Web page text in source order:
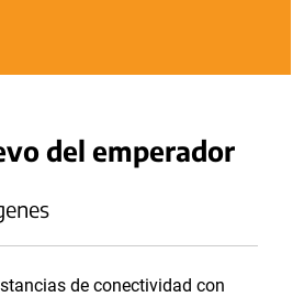
del emperador
de conectividad con